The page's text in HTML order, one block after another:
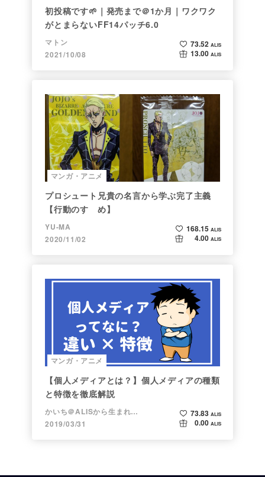
初投稿です🌱｜発売まで＠1か月｜ワクワク
がとまらないFF14パッチ6.0
マトン
2021/10/08
73.52 ALIS
13.00 ALIS
マンガ・アニメ
プロシュート兄貴の名言から学ぶ完了主義
【行動のすゝめ】
YU-MA
2020/11/02
168.15 ALIS
4.00 ALIS
マンガ・アニメ
【個人メディアとは？】個人メディアの種類
と特徴を徹底解説
かいち＠ALISから生まれた漫画家
2019/03/31
73.83 ALIS
0.00 ALIS